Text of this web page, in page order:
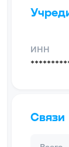
ИНН
Связи